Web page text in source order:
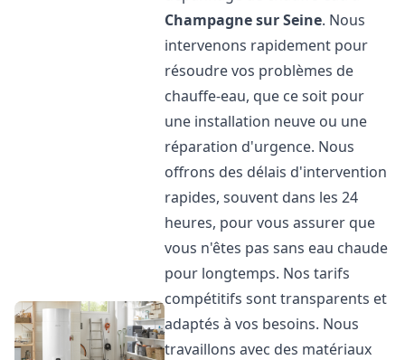
Champagne sur Seine. Nous
intervenons rapidement pour
résoudre vos problèmes de
chauffe-eau, que ce soit pour
une installation neuve ou une
réparation d'urgence. Nous
offrons des délais d'intervention
rapides, souvent dans les 24
heures, pour vous assurer que
vous n'êtes pas sans eau chaude
pour longtemps. Nos tarifs
compétitifs sont transparents et
adaptés à vos besoins. Nous
travaillons avec des matériaux